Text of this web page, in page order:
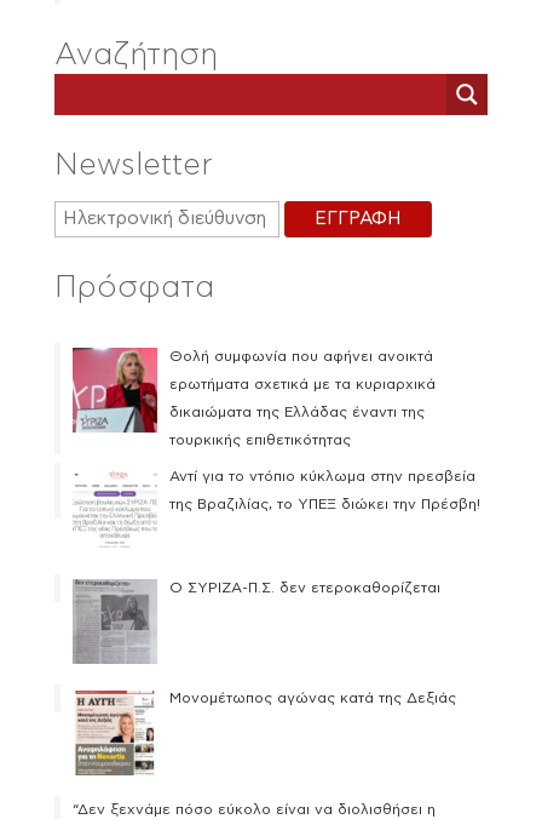
Αναζήτηση
Newsletter
Πρόσφατα
Θολή συμφωνία που αφήνει ανοικτά
ερωτήματα σχετικά με τα κυριαρχικά
δικαιώματα της Ελλάδας έναντι της
τουρκικής επιθετικότητας
Αντί για το ντόπιο κύκλωμα στην πρεσβεία
της Βραζιλίας, το ΥΠΕΞ διώκει την Πρέσβη!
Ο ΣΥΡΙΖΑ-Π.Σ. δεν ετεροκαθορίζεται
Μονομέτωπος αγώνας κατά της Δεξιάς
“Δεν ξεχνάμε πόσο εύκολο είναι να διολισθήσει η